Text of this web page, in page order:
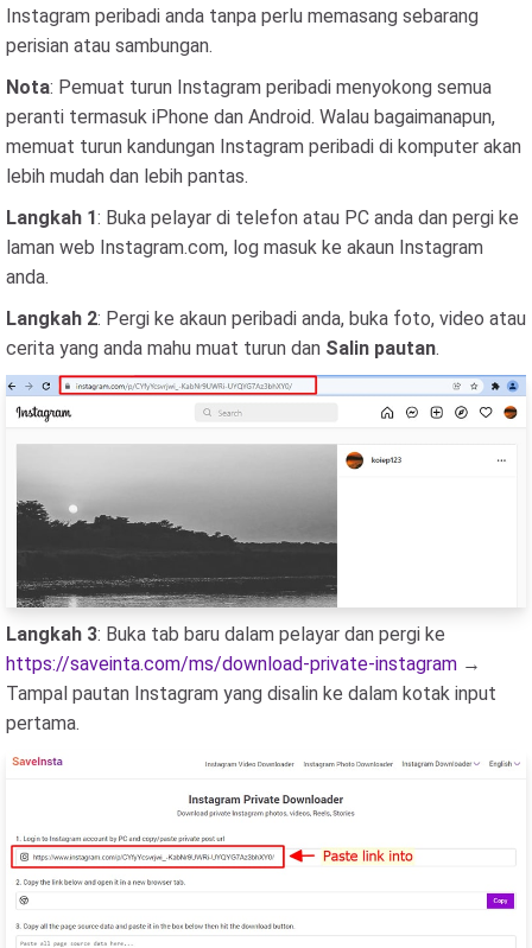
Instagram peribadi anda tanpa perlu memasang sebarang
perisian atau sambungan.
Nota: Pemuat turun Instagram peribadi menyokong semua
peranti termasuk iPhone dan Android. Walau bagaimanapun,
memuat turun kandungan Instagram peribadi di komputer akan
lebih mudah dan lebih pantas.
Langkah 1: Buka pelayar di telefon atau PC anda dan pergi ke
laman web Instagram.com, log masuk ke akaun Instagram
anda.
Langkah 2: Pergi ke akaun peribadi anda, buka foto, video atau
cerita yang anda mahu muat turun dan Salin pautan.
Langkah 3: Buka tab baru dalam pelayar dan pergi ke
https://saveinta.com/ms/download-private-instagram →
Tampal pautan Instagram yang disalin ke dalam kotak input
pertama.